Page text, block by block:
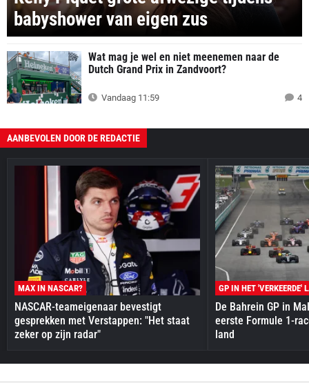
babyshower van eigen zus
Wat mag je wel en niet meenemen naar de
Dutch Grand Prix in Zandvoort?
Vandaag 11:59 4
AANBEVOLEN DOOR DE REDACTIE
MAX IN NASCAR?
NASCAR-teameigenaar bevestigt
gesprekken met Verstappen: "Het staat
zeker op zijn radar"
GP IN HET 'VERKEERDE'
De Bahrein GP in
eerste Formule 1-
land